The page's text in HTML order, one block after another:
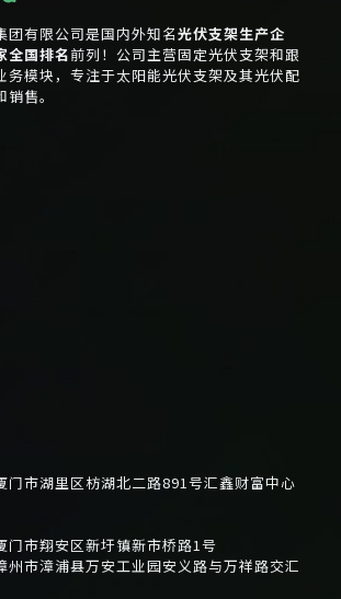
团有限公司是国内外知名光伏支架生产企
全国排名前列！公司主营固定光伏支架和跟
务模块，专注于太阳能光伏支架及其光伏配
售。
门市湖里区枋湖北二路891号汇鑫财富中心
门市翔安区新圩镇新市桥路1号
州市漳浦县万安工业园安义路与万祥路交汇